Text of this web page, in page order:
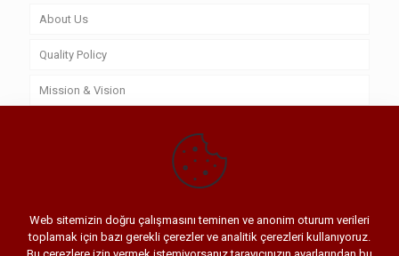
About Us
Quality Policy
Mission & Vision
Web sitemizin doğru çalışmasını teminen ve anonim oturum verileri
toplamak için bazı gerekli çerezler ve analitik çerezleri kullanıyoruz.